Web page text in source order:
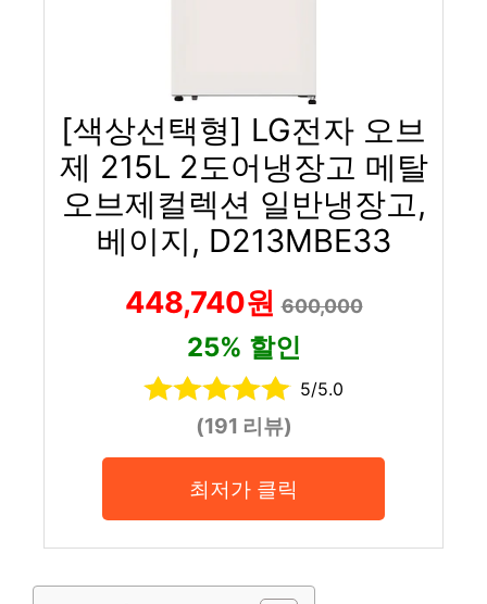
[색상선택형] LG전자 오브
제 215L 2도어냉장고 메탈
오브제컬렉션 일반냉장고,
베이지, D213MBE33
448,740원600,000
25% 할인
5/5.0
(191 리뷰)
최저가 클릭